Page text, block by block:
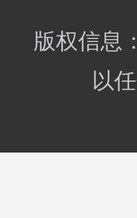
版权信息
以